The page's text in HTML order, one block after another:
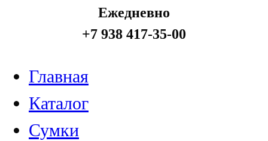
Ежедневно
+7 938 417-35-00
Главная
Каталог
Сумки